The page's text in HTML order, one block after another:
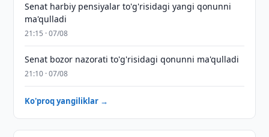
Senat harbiy pensiyalar to'g'risidagi yangi qonunni
ma'qulladi
21:15 · 07/08
Senat bozor nazorati to'g'risidagi qonunni ma'qulladi
21:10 · 07/08
Ko'proq yangiliklar →